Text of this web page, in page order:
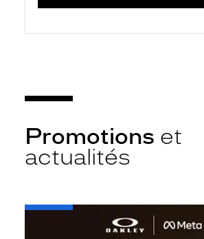
Promotions et
actualités
-